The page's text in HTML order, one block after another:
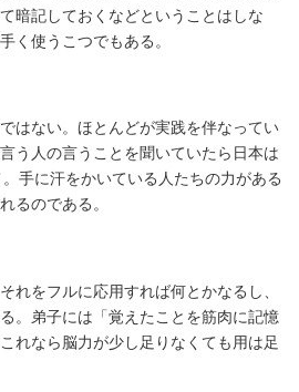
暗記しておくなどということはしな
く使うこつでもある。
はない。ほとんどが実践を伴なってい
う人の言うことを聞いていたら日本は
手に汗をかいている人たちの力がある
るのである。
れをフルに応用すれば何とかなるし、
。弟子には「覚えたことを筋肉に記憶
れなら脳力が少し足りなくても用は足